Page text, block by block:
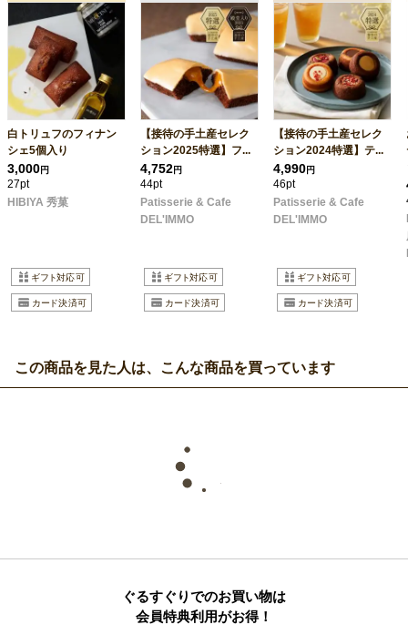
白トリュフのフィナン
シェ5個入り
3,000円
27pt
HIBIYA 秀菓
【接待の手土産セレク
ション2025特選】フ...
4,752円
44pt
Patisserie & Cafe
DEL'IMMO
【接待の手土産セレク
ション2024特選】テ...
4,990円
46pt
Patisserie & Cafe
DEL'IMMO
この商品を見た人は、こんな商品を買っています
ぐるすぐりでのお買い物は
会員特典利用がお得！